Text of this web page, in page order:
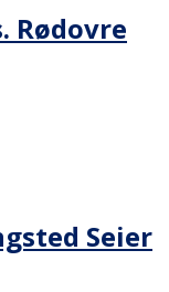
Rødovre
Seier